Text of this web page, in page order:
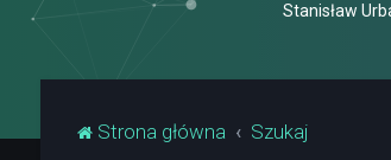
Stanisław
Strona główna Szukaj